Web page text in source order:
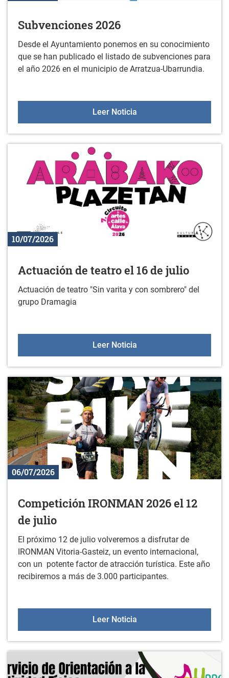
Subvenciones 2026
Desde el Ayuntamiento ponemos en su conocimiento
que se han publicado el listado de subvenciones para
el año 2026 en el municipio de Arratzua-Ubarrundia.
Leer NoticiaSubvenciones 2026
10/07/2026
Actuación de teatro el 16 de julio
Actuación de teatro "Sin varita y con sombrero" del
grupo Dramagia
Leer NoticiaActuación de teatro el
06/07/2026
Competición IRONMAN 2026 el 12
de julio
El próximo 12 de julio volveremos a disfrutar de
IRONMAN Vitoria-Gasteiz, un evento internacional,
con un potente factor de atracción turística. Este año
recibiremos a más de 3.000 participantes.
Leer NoticiaCompetición IRONMAN